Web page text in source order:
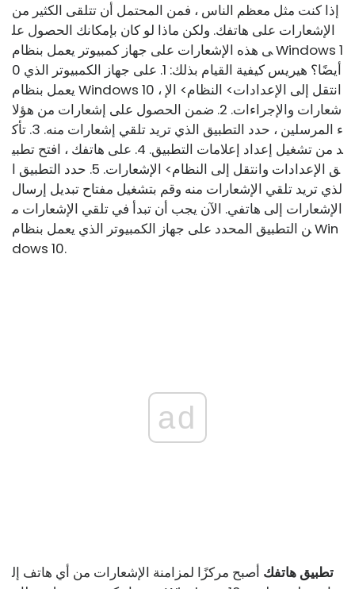
إذا كنت مثل معظم الناس ، فمن المحتمل أن تتلقى الكثير من
الإشعارات على هاتفك. ولكن ماذا لو كان بإمكانك الحصول عل
ى هذه الإشعارات على جهاز كمبيوتر يعمل بنظام Windows 1
0 أيضًا؟ هيريس كيفية القيام بذلك: 1. على جهاز الكمبيوتر الذي
يعمل بنظام Windows 10 ، انتقل إلى الإعدادات> النظام> الإ
شعارات والإجراءات. 2. ضمن الحصول على إشعارات من هؤلا
ء المرسلين ، حدد التطبيق الذي تريد تلقي إشعارات منه. 3. تأك
د من تشغيل إعداد إعلامات التطبيق. 4. على هاتفك ، افتح تطبي
ق الإعدادات وانتقل إلى النظام> الإشعارات. 5. حدد التطبيق ا
لذي تريد تلقي الإشعارات منه وقم بتشغيل مفتاح تبديل إرسال
الإشعارات إلى هاتفي. الآن يجب أن تبدأ في تلقي الإشعارات م
ن التطبيق المحدد على جهاز الكمبيوتر الذي يعمل بنظام Win
dows 10.
ad
تطبيق هاتفك أصبح مركزًا لمزامنة الإشعارات من أي هاتف إل